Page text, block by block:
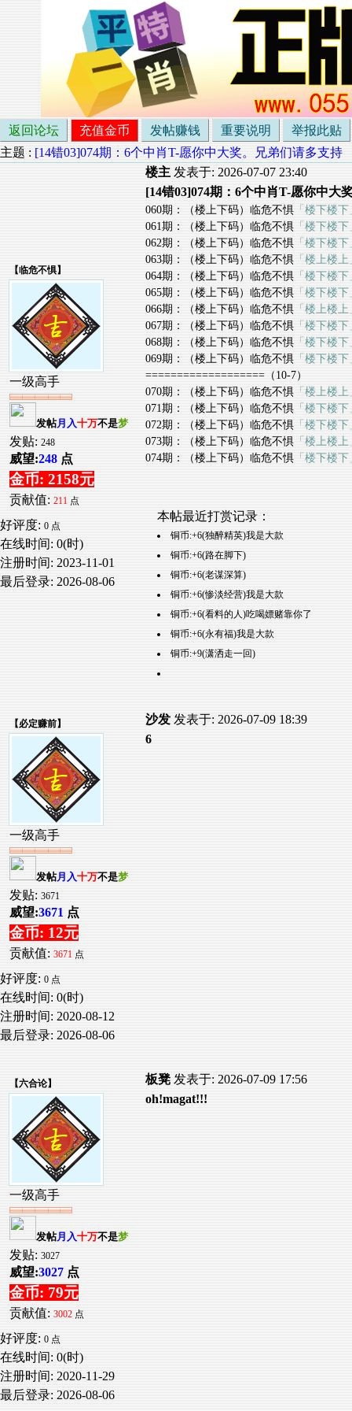
返回论坛 充值金币 发帖赚钱 重要说明
举报此贴
主题 : [14错03]074期：6个中肖T-愿你中大奖。兄弟们请多支持
【临危不惧】
一级高手
发帖月入十万不是梦
发贴: 248
威望:248 点
金币: 2158元
贡献值: 211 点
好评度: 0 点
在线时间: 0(时)
注册时间: 2023-11-01
最后登录: 2026-08-06
楼主 发表于: 2026-07-07 23:40
[14错03]074期：6个中肖T-愿你中大
060期：（楼上下码）临危不惧 「楼下楼下
061期：（楼上下码）临危不惧 「楼下楼下
062期：（楼上下码）临危不惧 「楼下楼下
063期：（楼上下码）临危不惧 「楼上楼上
064期：（楼上下码）临危不惧 「楼下楼下
065期：（楼上下码）临危不惧 「楼下楼下
066期：（楼上下码）临危不惧 「楼上楼上
067期：（楼上下码）临危不惧 「楼下楼下
068期：（楼上下码）临危不惧 「楼下楼下
069期：（楼上下码）临危不惧 「楼下楼下
===================（10-7）
070期：（楼上下码）临危不惧 「楼上楼上
071期：（楼上下码）临危不惧 「楼下楼下
072期：（楼上下码）临危不惧 「楼下楼下
073期：（楼上下码）临危不惧 「楼上楼上
074期：（楼上下码）临危不惧 「楼下楼下
本帖最近打赏记录：
铜币:+6(独醉精英)我是大款
铜币:+6(路在脚下)
铜币:+6(老谋深算)
铜币:+6(惨淡经营)我是大款
铜币:+6(看料的人)吃喝嫖赌靠你了
铜币:+6(永有福)我是大款
铜币:+9(潇洒走一回)
【必定赚前】
一级高手
发帖月入十万不是梦
发贴: 3671
威望:3671 点
金币: 12元
贡献值: 3671 点
好评度: 0 点
在线时间: 0(时)
注册时间: 2020-08-12
最后登录: 2026-08-06
沙发 发表于: 2026-07-09 18:39
6
【六合论】
一级高手
发帖月入十万不是梦
发贴: 3027
威望:3027 点
金币: 79元
贡献值: 3002 点
好评度: 0 点
在线时间: 0(时)
注册时间: 2020-11-29
最后登录: 2026-08-06
板凳 发表于: 2026-07-09 17:56
oh!magat!!!